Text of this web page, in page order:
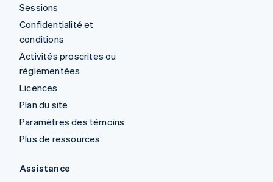
Sessions
Confidentialité et
conditions
Activités proscrites ou
réglementées
Licences
Plan du site
Paramètres des témoins
Plus de ressources
Assistance